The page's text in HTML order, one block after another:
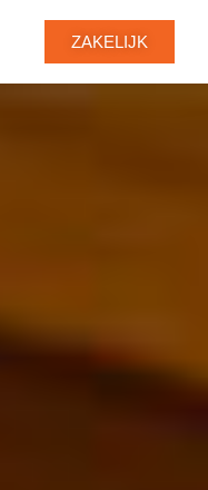
ZAKELIJK